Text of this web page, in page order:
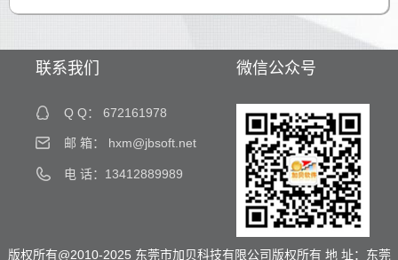
联系我们
Q Q： 672161978
邮 箱： hxm@jbsoft.net
电 话：13412889989
微信公众号
版权所有@2010-2025 东莞市加贝科技有限公司版权所有 地 址：东莞